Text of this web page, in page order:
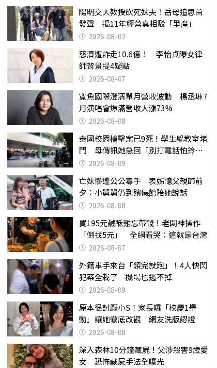
陽明交大教授砍死妹夫！岳母追思首
發聲 揭11年經營真相駁「爭產」
2026-08-02
慈濟遭詐走10.6億！ 李怡貞曝女律
師背景提4疑點
2026-08-07
寬魚國際澄清單月營收波動 楊丞琳7
月演唱會爆滿營收大漲73%
2026-08-08
泰國校園槍擊案已9死！學生躲教室堵
門 母傳訊她急回「別打電話怕鈴
響」2026-08-09
亡妹慘遭公公毒手 表姊憶父親節前
夕：小舅舅仍到殯儀館陪她說話
2026-08-08
買195元鹹酥雞忘帶錢！老闆神操作
「倒找5元」 全網看哭：這就是台灣
2026-08-07
外籍車手來台「領完就跑」！4人快閃
犯案全栽了 機場也逃不掉
2026-08-09
原本很討厭小S！家長曝「校慶1舉
動」讓她徹底改觀 網友洗版認證
2026-08-08
深入森林10分鐘藏屍！父涉殺害9歲愛
女 恐怖藏屍手法全曝光